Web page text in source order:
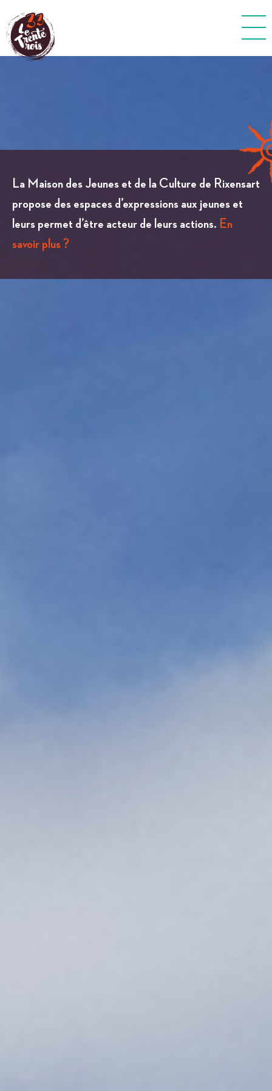
La Maison des Jeunes et de la Culture de Rixensart
propose des espaces d’expressions aux jeunes et
leurs permet d’être acteur de leurs actions. En
savoir plus ?